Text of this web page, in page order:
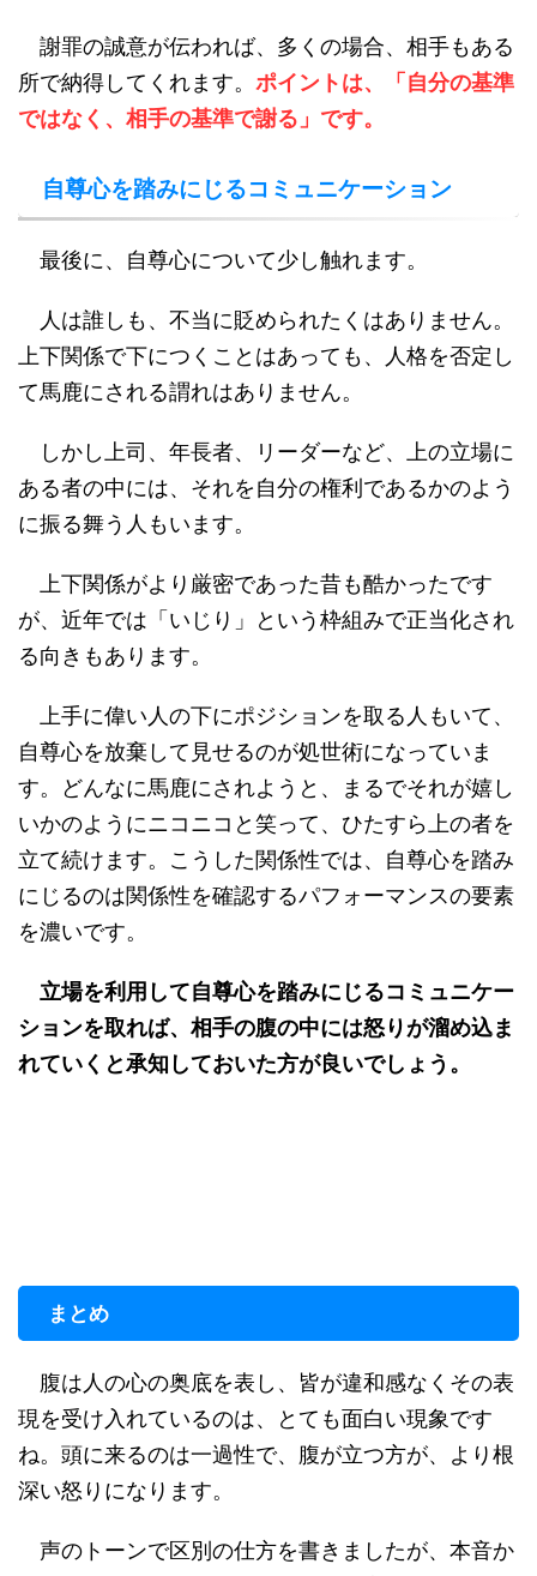
謝罪の誠意が伝われば、多くの場合、相手もある
所で納得してくれます。 ポイントは、「自分の基準
ではなく、相手の基準で謝る」です。
自尊心を踏みにじるコミュニケーション
最後に、自尊心について少し触れます。
人は誰しも、不当に貶められたくはありません。
上下関係で下につくことはあっても、人格を否定し
て馬鹿にされる謂れはありません。
しかし上司、年長者、リーダーなど、上の立場に
ある者の中には、それを自分の権利であるかのよう
に振る舞う人もいます。
上下関係がより厳密であった昔も酷かったです
が、近年では「いじり」という枠組みで正当化され
る向きもあります。
上手に偉い人の下にポジションを取る人もいて、
自尊心を放棄して見せるのが処世術になっていま
す。どんなに馬鹿にされようと、まるでそれが嬉し
いかのようにニコニコと笑って、ひたすら上の者を
立て続けます。こうした関係性では、自尊心を踏み
にじるのは関係性を確認するパフォーマンスの要素
を濃いです。
立場を利用して自尊心を踏みにじるコミュニケー
ションを取れば、相手の腹の中には怒りが溜め込ま
れていくと承知しておいた方が良いでしょう。
まとめ
腹は人の心の奥底を表し、皆が違和感なくその表
現を受け入れているのは、とても面白い現象です
ね。頭に来るのは一過性で、腹が立つ方が、より根
深い怒りになります。
声のトーンで区別の仕方を書きましたが、本音か